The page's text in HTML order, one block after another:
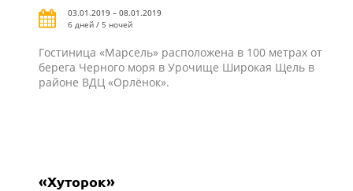
03.01.2019 – 08.01.2019
6 дней / 5 ночей
Гостиница «Марсель» расположена в 100 метрах от
берега Черного моря в Урочище Широкая Щель в
районе ВДЦ «Орлёнок».
«Хуторок»